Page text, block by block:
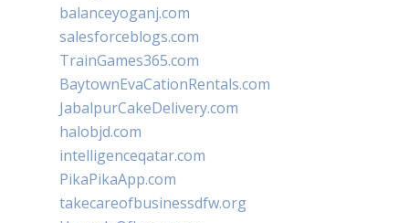
balanceyoganj.com
salesforceblogs.com
TrainGames365.com
BaytownEvaCationRentals.com
JabalpurCakeDelivery.com
halobjd.com
intelligenceqatar.com
PikaPikaApp.com
takecareofbusinessdfw.org